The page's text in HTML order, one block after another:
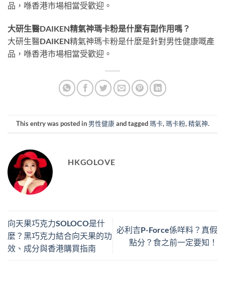
品，喺香港市場相當受歡迎。
大研生醫DAIKEN精氣神瑪卡粉是什麼有副作用嗎？
大研生醫DAIKEN精氣神瑪卡粉是什麼是針對男性健康嘅產
品，喺香港市場相當受歡迎。
This entry was posted in 男性健康and tagged瑪卡,瑪卡粉,精氣神.
HKGOLOVE
向天果巧克力SOLOCO是什
麼？黑巧克力結合向天果的功
效、成分與香港購買指南
必利吉P-Force係咩料？真假
點分？食之前一定要知！